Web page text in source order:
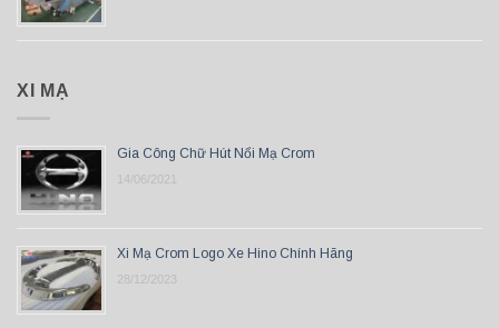
XI MẠ
Gia Công Chữ Hút Nổi Mạ Crom
14/06/2021
Xi Mạ Crom Logo Xe Hino Chính Hãng
28/12/2023